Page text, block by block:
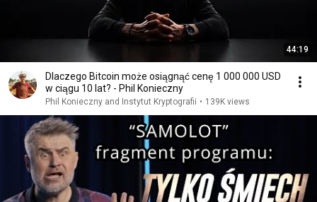
44:19
Dlaczego Bitcoin może osiągnąć cenę 1 000 000 USD
w ciągu 10 lat? - Phil Konieczny
Phil Konieczny and Instytut Kryptografii • 139K views